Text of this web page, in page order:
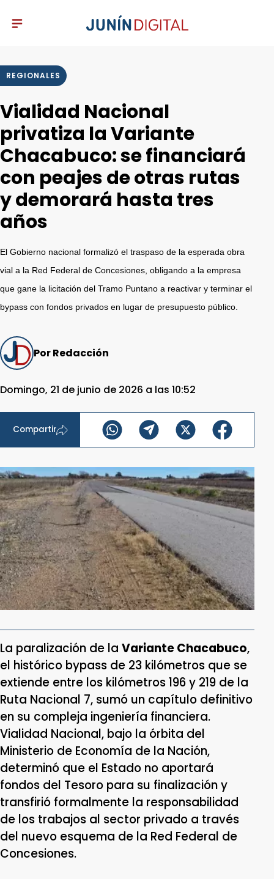
REGIONALES
Vialidad Nacional
privatiza la Variante
Chacabuco: se financiará
con peajes de otras rutas
y demorará hasta tres
años
El Gobierno nacional formalizó el traspaso de la esperada obra
vial a la Red Federal de Concesiones, obligando a la empresa
que gane la licitación del Tramo Puntano a reactivar y terminar el
bypass con fondos privados en lugar de presupuesto público.
Por Redacción
Domingo, 21 de junio de 2026 a las 10:52
Compartir
La paralización de la Variante Chacabuco,
el histórico bypass de 23 kilómetros que se
extiende entre los kilómetros 196 y 219 de la
Ruta Nacional 7, sumó un capítulo definitivo
en su compleja ingeniería financiera.
Vialidad Nacional, bajo la órbita del
Ministerio de Economía de la Nación,
determinó que el Estado no aportará
fondos del Tesoro para su finalización y
transfirió formalmente la responsabilidad
de los trabajos al sector privado a través
del nuevo esquema de la Red Federal de
Concesiones.